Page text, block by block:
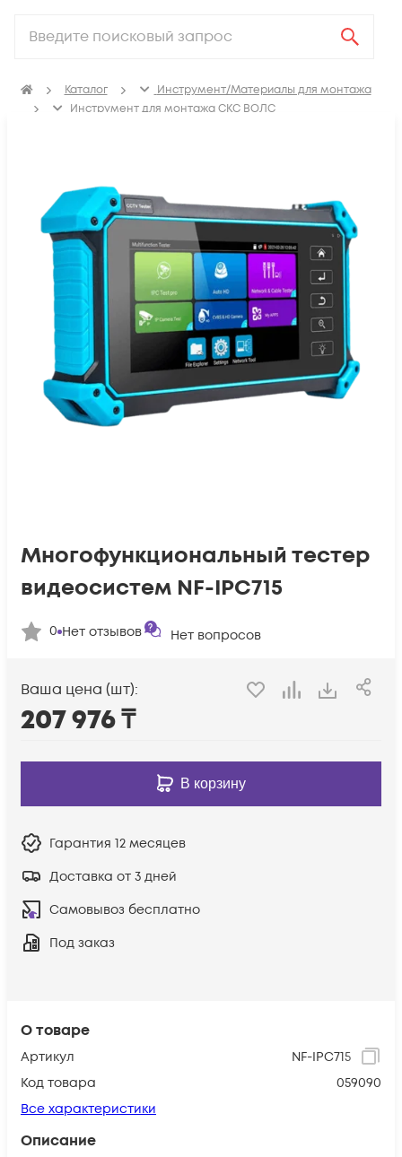
Каталог
Инструмент/Материалы для монтажа
Инструмент для монтажа СКС ВОЛС
О товаре
Артикул
NF-IPC715
Код товара
059090
Все характеристики
Описание
Многофункциональный тестер
видеосистем NF-IPC715
0 Нет отзывов Нет вопросов
Ваша цена (шт):
207 976₸
В корзину
Гарантия 12 месяцев
Доставка от 3 дней
Самовывоз бесплатно
Под заказ